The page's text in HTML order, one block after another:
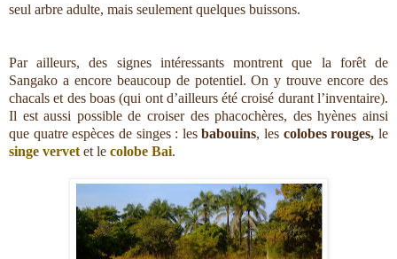
seul arbre adulte, mais seulement quelques buissons.
Par ailleurs, des signes intéressants montrent que la forêt de
Sangako a encore beaucoup de potentiel. On y trouve encore des
chacals et des boas (qui ont d’ailleurs été croisé durant l’inventaire).
Il est aussi possible de croiser des phacochères, des hyènes ainsi
que quatre espèces de singes : lesbabouins, les colobes rouges,le
singe vervet et le colobe Bai.